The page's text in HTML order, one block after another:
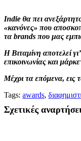
Indie θα πει
«κανόνες» που
τα brands που μας
Η Βιταμίνη αποτελεί
επικοινωνίας και
Μέχρι τα επόμενα, εις
Tags: awards,
Σχετικές